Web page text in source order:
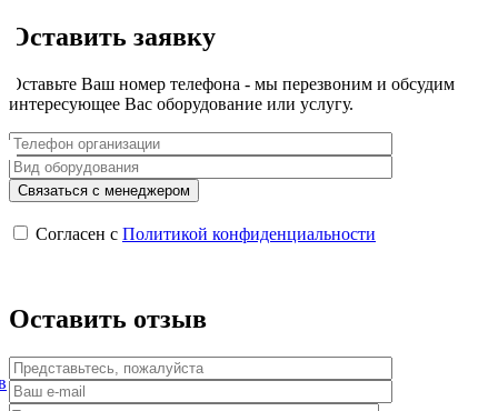
Оставить заявку
Оставьте Ваш номер телефона - мы перезвоним и обсудим
интересующее Вас оборудование или услугу.
Согласен с Политикой конфиденциальности
Оставить отзыв